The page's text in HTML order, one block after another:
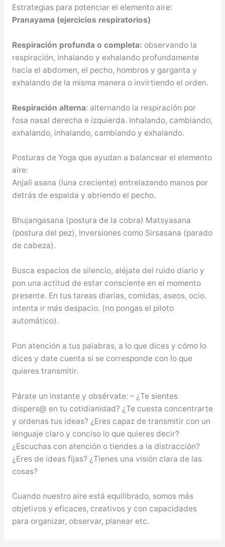
Estrategias para potenciar el elemento aire:
Pranayama (ejercicios respiratorios)
Respiración profunda o completa: observando la
respiración, inhalando y exhalando profundamente
hacia el abdomen, el pecho, hombros y garganta y
exhalando de la misma manera o invirtiendo el orden.
Respiración alterna: alternando la respiración por
fosa nasal derecha e izquierda. Inhalando, cambiando,
exhalando, inhalando, cambiando y exhalando.
Posturas de Yoga que ayudan a balancear el elemento
aire:
Anjali asana (luna creciente) entrelazando manos por
detrás de espalda y abriendo el pecho.
Bhujangasana (postura de la cobra) Matsyasana
(postura del pez), Inversiones como Sirsasana (parado
de cabeza).
Busca espacios de silencio, aléjate del ruido diario y
pon una actitud de estar consciente en el momento
presente. En tus tareas diarias, comidas, aseos, ocio.
intenta ir más despacio. (no pongas el piloto
automático).
Pon atención a tus palabras, a lo que dices y cómo lo
dices y date cuenta si se corresponde con lo que
quieres transmitir.
Párate un instante y obsérvate: – ¿Te sientes
dispers@ en tu cotidianidad? ¿Te cuesta concentrarte
y ordenas tus ideas? ¿Eres capaz de transmitir con un
lenguaje claro y conciso lo que quieres decir?
¿Escuchas con atención o tiendes a la distracción?
¿Eres de ideas fijas? ¿Tienes una visión clara de las
cosas?
Cuando nuestro aire está equilibrado, somos más
objetivos y eficaces, creativos y con capacidades
para organizar, observar, planear etc.